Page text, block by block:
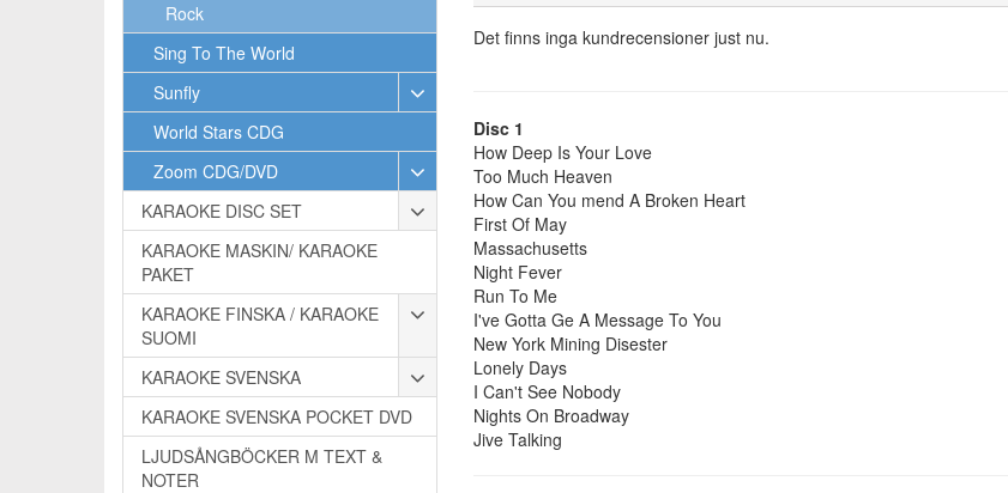
Rock
Sing To The World
Sunfly
World Stars CDG
Zoom CDG/DVD
KARAOKE DISC SET
KARAOKE MASKIN/ KARAOKE
PAKET
KARAOKE FINSKA / KARAOKE
SUOMI
KARAOKE SVENSKA
KARAOKE SVENSKA POCKET DVD
LJUDSÅNGBÖCKER M TEXT &
NOTER
Det finns inga kundrecensioner just nu.
Disc 1
How Deep Is Your Love
Too Much Heaven
How Can You mend A Broken Heart
First Of May
Massachusetts
Night Fever
Run To Me
I've Gotta Ge A Message To You
New York Mining Disester
Lonely Days
I Can't See Nobody
Nights On Broadway
Jive Talking